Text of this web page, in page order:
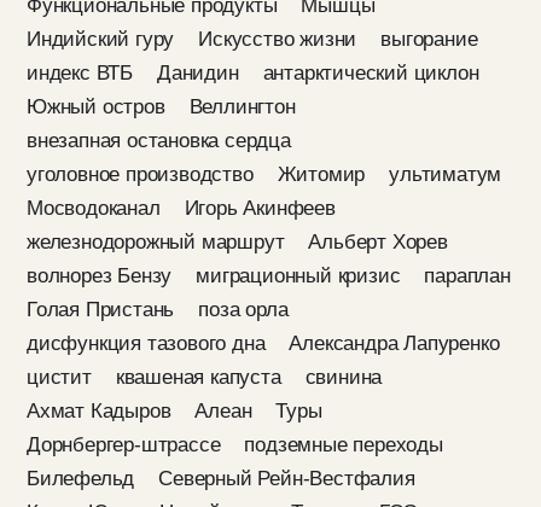
Функциональные продукты
Мышцы
Индийский гуру
Искусство жизни
выгорание
индекс ВТБ
Данидин
антарктический циклон
Южный остров
Веллингтон
внезапная остановка сердца
уголовное производство
Житомир
ультиматум
Мосводоканал
Игорь Акинфеев
железнодорожный маршрут
Альберт Хорев
волнорез Бензу
миграционный кризис
параплан
Голая Пристань
поза орла
дисфункция тазового дна
Александра Лапуренко
цистит
квашеная капуста
свинина
Ахмат Кадыров
Алеан
Туры
Дорнбергер-штрассе
подземные переходы
Билефельд
Северный Рейн-Вестфалия